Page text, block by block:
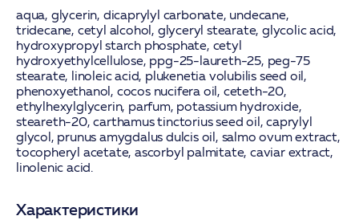
aqua, glycerin, dicaprylyl carbonate, undecane,
tridecane, cetyl alcohol, glyceryl stearate, glycolic acid,
hydroxypropyl starch phosphate, cetyl
hydroxyethylcellulose, ppg-25-laureth-25, peg-75
stearate, linoleic acid, plukenetia volubilis seed oil,
phenoxyethanol, cocos nucifera oil, ceteth-20,
ethylhexylglycerin, parfum, potassium hydroxide,
steareth-20, carthamus tinctorius seed oil, caprylyl
glycol, prunus amygdalus dulcis oil, salmo ovum extract,
tocopheryl acetate, ascorbyl palmitate, caviar extract,
linolenic acid.
Характеристики